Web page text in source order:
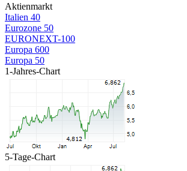
Aktienmarkt
Italien 40
Eurozone 50
EURONEXT-100
Europa 600
Europa 50
1-Jahres-Chart
5-Tage-Chart